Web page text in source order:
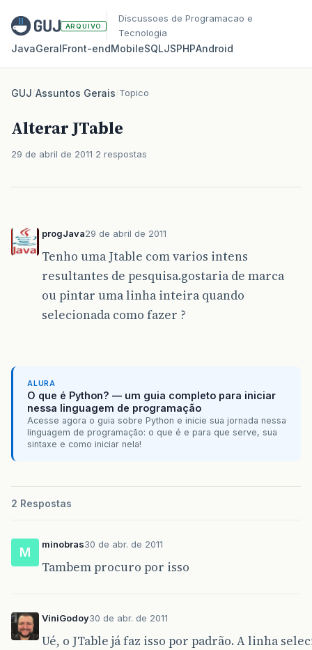
ARQUIVO
Discussoes de Programacao e
Tecnologia
JavaGeralFront‑endMobileSQLJSPHPAndroid
GUJ/Assuntos Gerais/Topico
Alterar JTable
29 de abril de 2011 2 respostas
progJava29 de abril de 2011
Tenho uma Jtable com varios intens
resultantes de pesquisa.gostaria de marca
ou pintar uma linha inteira quando
selecionada como fazer ?
ALURA
O que é Python? — um guia completo para iniciar
nessa linguagem de programação
Acesse agora o guia sobre Python e inicie sua jornada nessa
linguagem de programação: o que é e para que serve, sua
sintaxe e como iniciar nela!
2 Respostas
M
minobras30 de abr. de 2011
Tambem procuro por isso
ViniGodoy30 de abr. de 2011
Ué, o JTable já faz isso por padrão. A linha